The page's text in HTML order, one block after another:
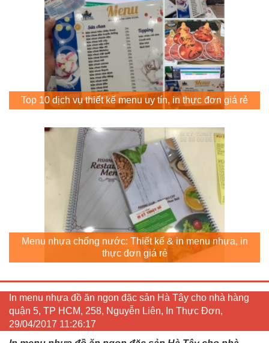
Top 10 dịch vụ thiết kế menu uy tín, in thực đơn giá rẻ
Menu nhựa chống nước: Thiết kế & in menu nhựa, in
thực đơn giá rẻ
In menu nhựa đồ ăn ngon đặc sản Hà Tây cho nhà hàng
quận 5, TP HCM, 258, Nguyễn Liên, In Thực Đơn,
29/04/2017 11:26:17